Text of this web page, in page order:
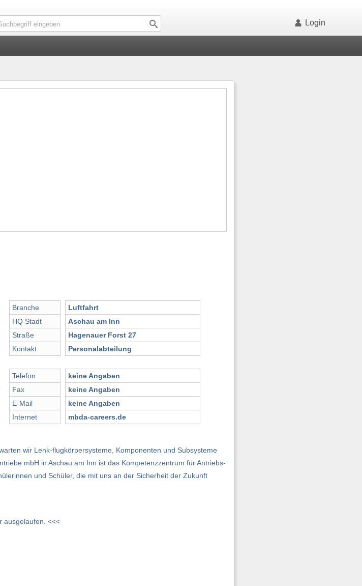
Login
Branche
HQ Stadt
Straße
Kontakt
Telefon
Fax
E-Mail
Internet
Luftfahrt
Aschau am Inn
Hagenauer Forst 27
Personalabteilung
keine Angaben
keine Angaben
keine Angaben
mbda-careers.de
wir Lenk-flugkörpersysteme, Komponenten und Subsysteme
mbH in Aschau am Inn ist das Kompetenzzentrum für Antriebs-
und Schüler, die mit uns an der Sicherheit der Zukunft
ausgelaufen. <<<